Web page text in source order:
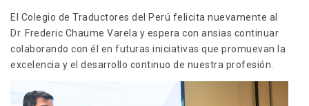
El Colegio de Traductores del Perú felicita nuevamente al
Dr. Frederic Chaume Varela y espera con ansias continuar
colaborando con él en futuras iniciativas que promuevan la
excelencia y el desarrollo continuo de nuestra profesión.